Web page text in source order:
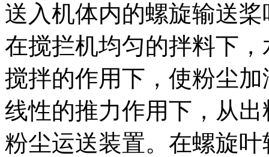
送入机体内的螺旋输送
在搅拦机均匀的拌料下
搅拌的作用下，使粉尘
线性的推力作用下，从
粉尘运送装置。在螺旋